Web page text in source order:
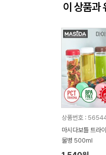
이 상품과
상품번호 :
마시다보틀 트라
물병 500ml